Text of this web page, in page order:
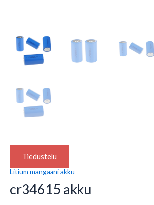
Tiedustelu
Litium mangaani akku
cr34615 akku